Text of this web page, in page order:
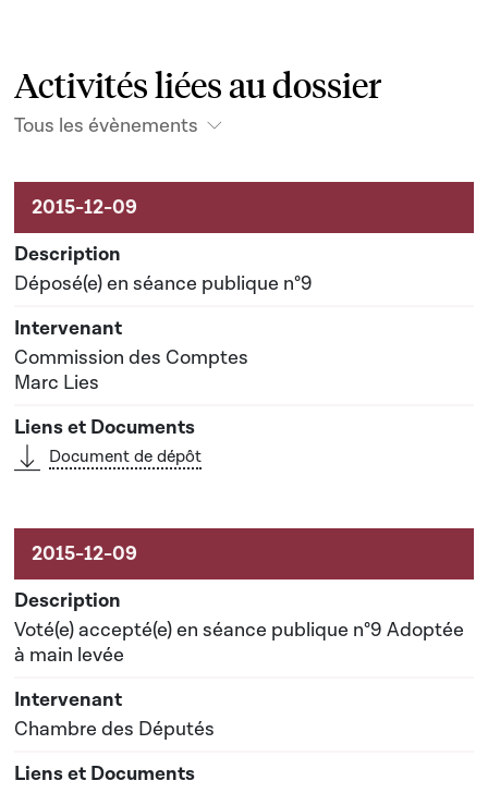
Activités liées au dossier
Tous les évènements
Activités liées au dossier
Déposé(e) en séance publique n°9
Commission des Comptes
Marc Lies
Document de dépôt
Voté(e) accepté(e) en séance publique n°9 Adoptée
à main levée
Chambre des Députés